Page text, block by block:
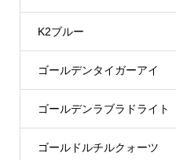
K2ブルー
ゴールデンタイガーアイ
ゴールデンラブラドライト
ゴールドルチルクォーツ